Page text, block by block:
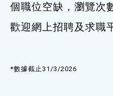
個職位空缺，瀏覽次
歡迎網上招聘及求職
*數據截止31/3/2026